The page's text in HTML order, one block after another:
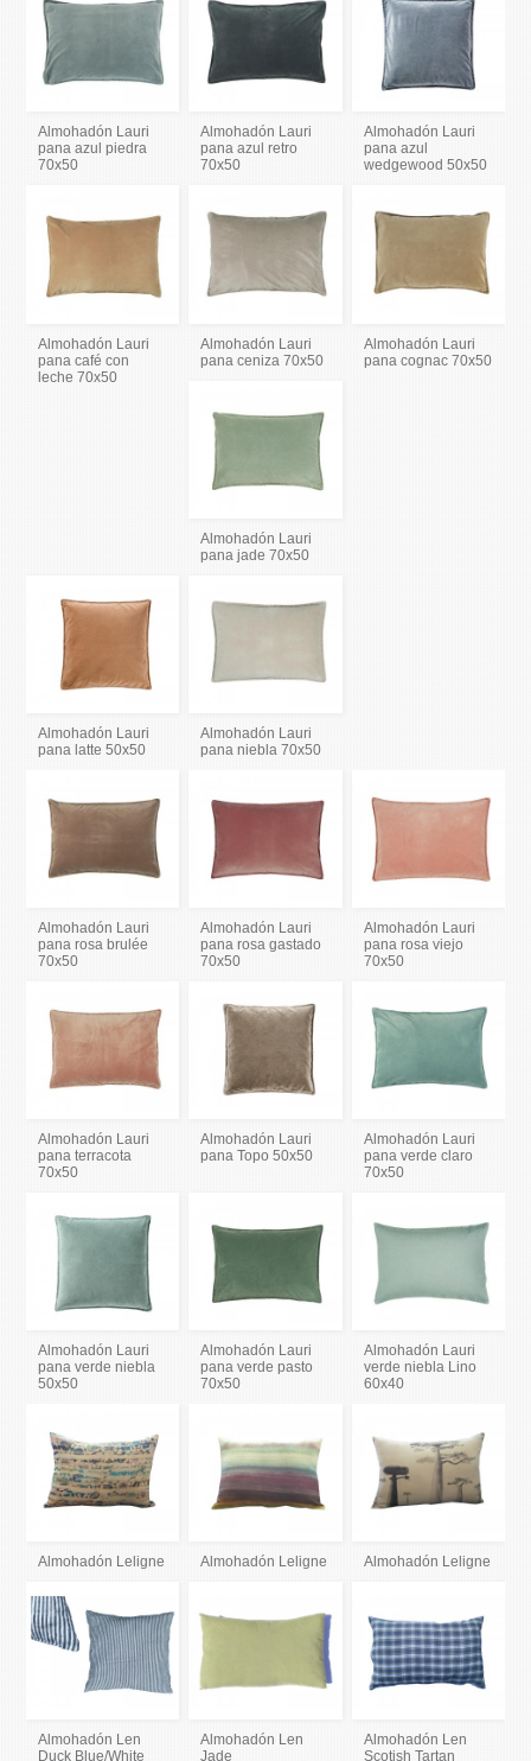
Almohadón Lauri
pana azul piedra
70x50
Almohadón Lauri
pana azul retro
70x50
Almohadón Lauri
pana azul
wedgewood 50x50
Almohadón Lauri
pana café con
leche 70x50
Almohadón Lauri
pana ceniza 70x50
Almohadón Lauri
pana cognac 70x50
Almohadón Lauri
pana jade 70x50
Almohadón Lauri
pana latte 50x50
Almohadón Lauri
pana niebla 70x50
Almohadón Lauri
pana rosa brulée
70x50
Almohadón Lauri
pana rosa gastado
70x50
Almohadón Lauri
pana rosa viejo
70x50
Almohadón Lauri
pana terracota
70x50
Almohadón Lauri
pana Topo 50x50
Almohadón Lauri
pana verde claro
70x50
Almohadón Lauri
pana verde niebla
50x50
Almohadón Lauri
pana verde pasto
70x50
Almohadón Lauri
verde niebla Lino
60x40
Almohadón Leligne Almohadón Leligne Almohadón Leligne
Almohadón Len
Duck Blue/White
Almohadón Len
Jade
Almohadón Len
Scotish Tartan